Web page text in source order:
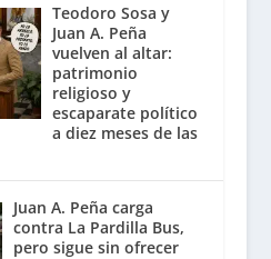
Teodoro Sosa y
Juan A. Peña
vuelven al altar:
patrimonio
religioso y
escaparate político
a diez meses de las
Juan A. Peña carga
contra La Pardilla Bus,
pero sigue sin ofrecer